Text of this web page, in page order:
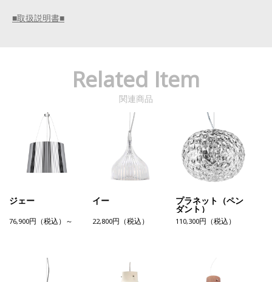
■取扱説明書■
Related Item
関連商品
ジェー
76,900円（税込）～
イー
22,800円（税込）
プラネット（ペン
ダント）
110,300円（税込）